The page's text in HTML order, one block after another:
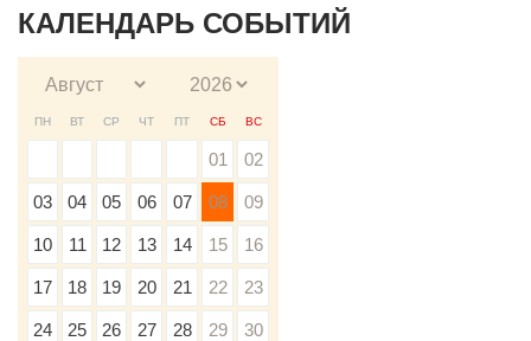
КАЛЕНДАРЬ СОБЫТИЙ
ПН ВТ СР ЧТ ПТ СБ ВС
01 02
03 04 05 06 07 08 09
10 11 12 13 14 15 16
17 18 19 20 21 22 23
24 25 26 27 28 29 30